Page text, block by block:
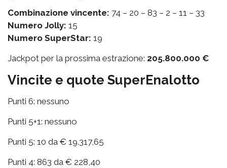
Combinazione vincente: 74 – 20 – 83 – 2 – 11 – 33
Numero Jolly: 15
Numero SuperStar: 19
Jackpot per la prossima estrazione: 205.800.000 €
Vincite e quote SuperEnalotto
Punti 6: nessuno
Punti 5+1: nessuno
Punti 5: 10 da € 19.317,65
Punti 4: 863 da € 228,40